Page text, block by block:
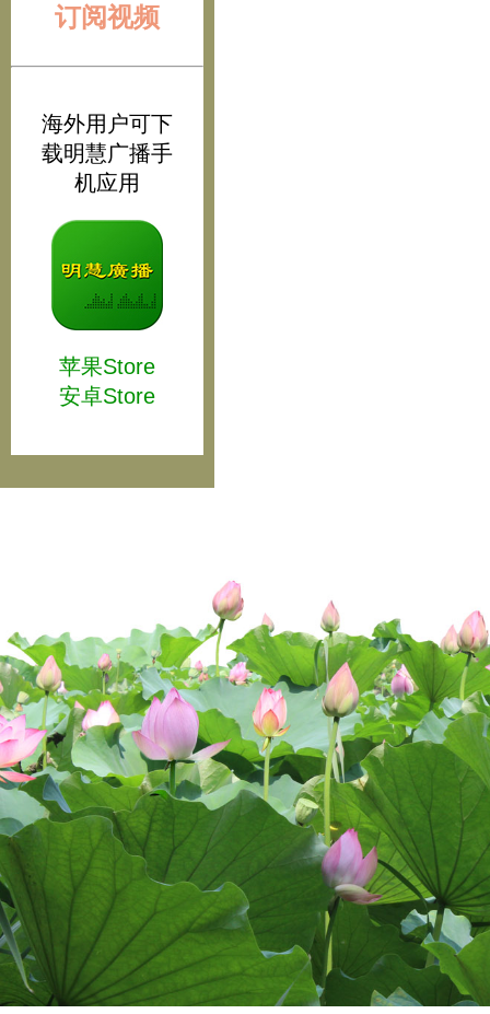
订阅视频
海外用户可下
载明慧广播手
机应用
苹果Store
安卓Store